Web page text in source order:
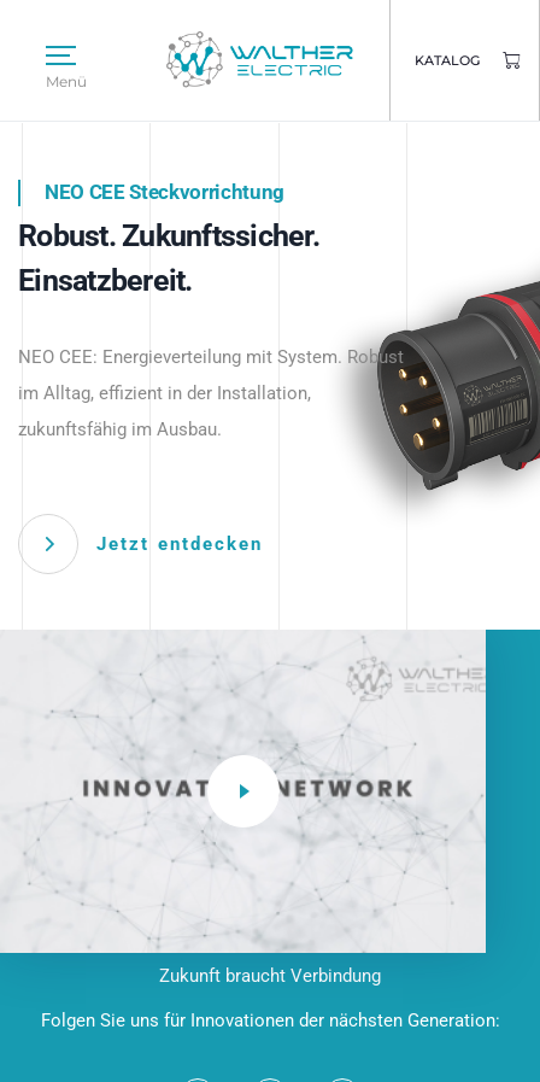
Menü
KATALOG
Intelligente Stromverteilung
beginnt hier.
NEO CEE Steckvorrichtung
Robust. Zukunftssicher.
Einsatzbereit.
NEO CEE: Energieverteilung mit System. Robust
im Alltag, effizient in der Installation,
zukunftsfähig im Ausbau.
Jetzt entdecken
Intelligenz trifft Energie.
Anwendungen – robust, IP-geschützt und
zukunftsfähig.
Zukunft braucht Verbindung
Folgen Sie uns für Innovationen der nächsten Generation: